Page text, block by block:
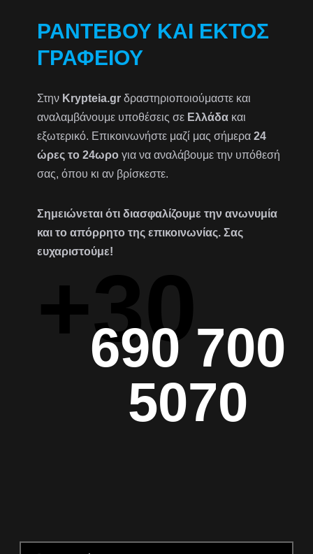
ΡΑΝΤΕΒΟΎ ΚΑΙ ΕΚΤΌΣ
ΓΡΑΦΕΊΟΥ
Στην Krypteia.gr δραστηριοποιούμαστε και
αναλαμβάνουμε υποθέσεις σε Ελλάδα και
εξωτερικό. Επικοινωνήστε μαζί μας σήμερα24
ώρες το 24ωρο για να αναλάβουμε την υπόθεσή
σας, όπου κι αν βρίσκεστε.
Σημειώνεται ότι διασφαλίζουμε την ανωνυμία
και το απόρρητο της επικοινωνίας. Σας
ευχαριστούμε!
+30
690 700
5070